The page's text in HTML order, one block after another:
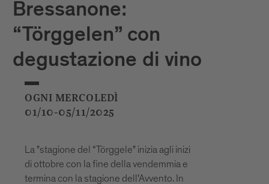
Bressanone:
“Törggelen” con
degustazione di vino
OGNI MERCOLEDÌ
01/10-05/11/2025
La "stagione del “Törggele" inizia agli inizi
di ottobre con la fine della vendemmia e
termina con la stagione dell'Avvento. In